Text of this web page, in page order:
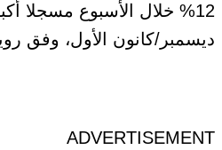
12% خلال الأسبوع مسجلا
ديسمبر/كانون الأول، وفق
ADVERTISEMENT